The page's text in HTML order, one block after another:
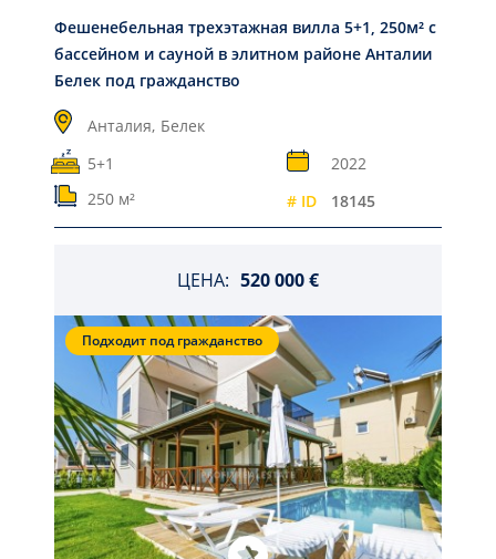
Фешенебельная трехэтажная вилла 5+1, 250м² с
бассейном и сауной в элитном районе Анталии
Белек под гражданство
Анталия, Белек
5+1
2022
250 м²
# ID 18145
ЦЕНА: 520 000 €
Подходит под гражданство